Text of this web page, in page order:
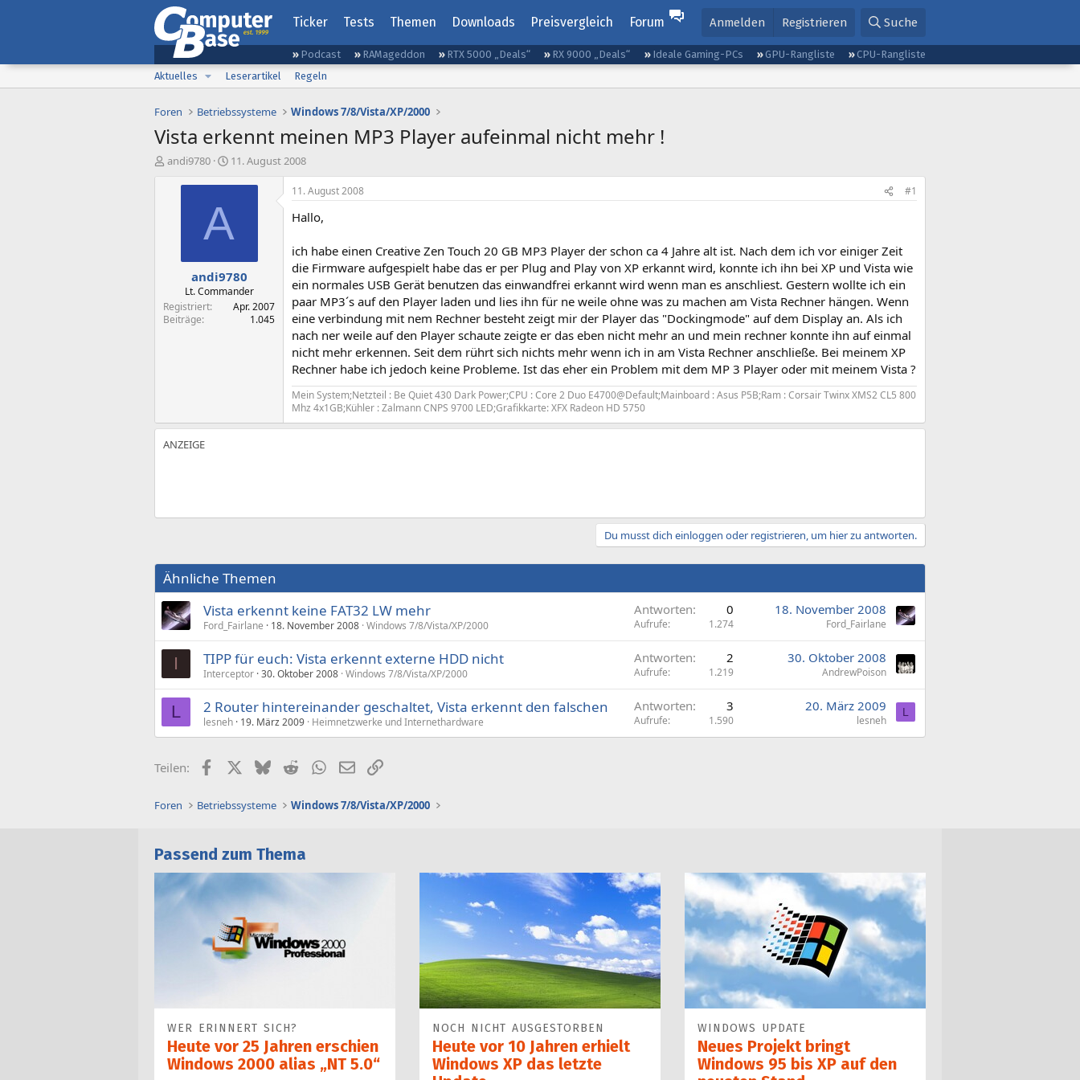
Ticker Tests Themen Downloads Preisvergleich Forum Anmelden Registrieren Suche
Podcast RAMageddon RTX 5000 „Deals“ RX 9000 „Deals“ Ideale Gaming-PCs GPU-Rangliste
CPU-Rangliste
Aktuelles
Leserartikel Regeln
Foren Betriebssysteme Windows 7/8/Vista/XP/2000
Vista erkennt meinen MP3 Player aufeinmal nicht mehr !
E
andi9780
E
s
l
t
a
m
11. August 2008
A
andi9780
Lt. Commander
Registriert
Apr. 2007
Beiträge
1.045
11. August 2008 #1
Hallo,
ich habe einen Creative Zen Touch 20 GB MP3 Player der schon ca 4 Jahre alt ist. Nach dem ich vor einiger Zeit
die Firmware aufgespielt habe das er per Plug and Play von XP erkannt wird, konnte ich ihn bei XP und Vista wie
ein normales USB Gerät benutzen das einwandfrei erkannt wird wenn man es anschliest. Gestern wollte ich ein
paar MP3´s auf den Player laden und lies ihn für ne weile ohne was zu machen am Vista Rechner hängen. Wenn
eine verbindung mit nem Rechner besteht zeigt mir der Player das "Dockingmode" auf dem Display an. Als ich
nach ner weile auf den Player schaute zeigte er das eben nicht mehr an und mein rechner konnte ihn auf einmal
nicht mehr erkennen. Seit dem rührt sich nichts mehr wenn ich in am Vista Rechner anschließe. Bei meinem XP
Rechner habe ich jedoch keine Probleme. Ist das eher ein Problem mit dem MP 3 Player oder mit meinem Vista ?
Mein System;Netzteil : Be Quiet 430 Dark Power;CPU : Core 2 Duo E4700@Default;Mainboard : Asus P5B;Ram : Corsair Twinx XMS2 CL5 800
Mhz 4x1GB;Kühler : Zalmann CNPS 9700 LED;Grafikkarte: XFX Radeon HD 5750
Du musst dich einloggen oder registrieren, um hier zu antworten.
Ähnliche Themen
Vista erkennt keine FAT32 LW mehr
Ford_Fairlane 18. November 2008 Windows 7/8/Vista/XP/2000
Antworten 0
Aufrufe 1.274
18. November 2008
Ford_Fairlane
I TIPP für euch: Vista erkennt externe HDD nicht
Interceptor 30. Oktober 2008 Windows 7/8/Vista/XP/2000
Antworten 2
Aufrufe 1.219
30. Oktober 2008
AndrewPoison
L 2 Router hintereinander geschaltet, Vista erkennt den falschen
lesneh 19. März 2009 Heimnetzwerke und Internethardware
Antworten 3
Aufrufe 1.590
20. März 2009
lesneh
L
Teilen: FacebookX (Twitter)
BlueskyRedditWhatsApp
E-MailLink
Foren Betriebssysteme Windows 7/8/Vista/XP/2000
Passend zum Thema
WER ERINNERT SICH?
Heute vor 25 Jahren erschien
Windows 2000 alias „NT 5.0“
NOCH NICHT AUSGESTORBEN
Heute vor 10 Jahren erhielt
Windows XP das letzte
WINDOWS UPDATE
Neues Projekt bringt
Windows 95 bis XP auf den